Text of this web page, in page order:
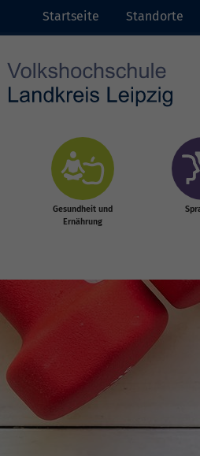
Startseite Standorte
Gesundheit und
Ernährung